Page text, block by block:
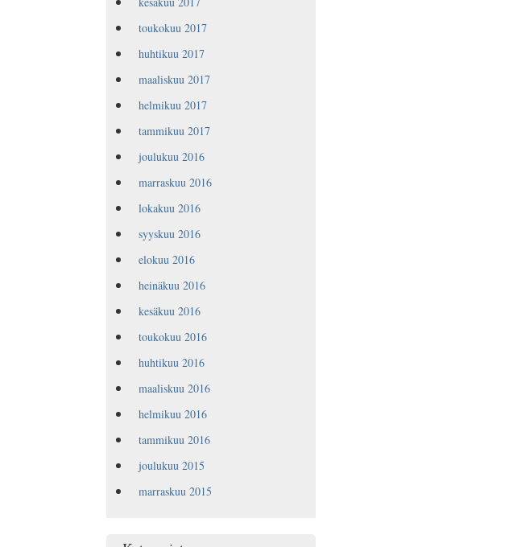
toukokuu 2017
huhtikuu 2017
maaliskuu 2017
helmikuu 2017
tammikuu 2017
joulukuu 2016
marraskuu 2016
lokakuu 2016
syyskuu 2016
elokuu 2016
heinäkuu 2016
kesäkuu 2016
toukokuu 2016
huhtikuu 2016
maaliskuu 2016
helmikuu 2016
tammikuu 2016
joulukuu 2015
marraskuu 2015